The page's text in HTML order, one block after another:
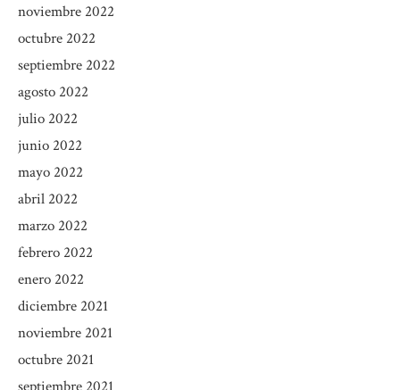
noviembre 2022
octubre 2022
septiembre 2022
agosto 2022
julio 2022
junio 2022
mayo 2022
abril 2022
marzo 2022
febrero 2022
enero 2022
diciembre 2021
noviembre 2021
octubre 2021